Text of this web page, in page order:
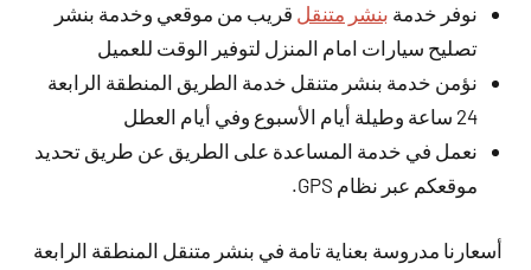
نوفر خدمة بنشر متنقل قريب من موقعي وخدمة بنشر
تصليح سيارات امام المنزل لتوفير الوقت للعميل
نؤمن خدمة بنشر متنقل خدمة الطريق المنطقة الرابعة
24 ساعة وطيلة أيام الأسبوع وفي أيام العطل
نعمل في خدمة المساعدة على الطريق عن طريق تحديد
موقعكم عبر نظام GPS.
أسعارنا مدروسة بعناية تامة في بنشر متنقل المنطقة الرابعة